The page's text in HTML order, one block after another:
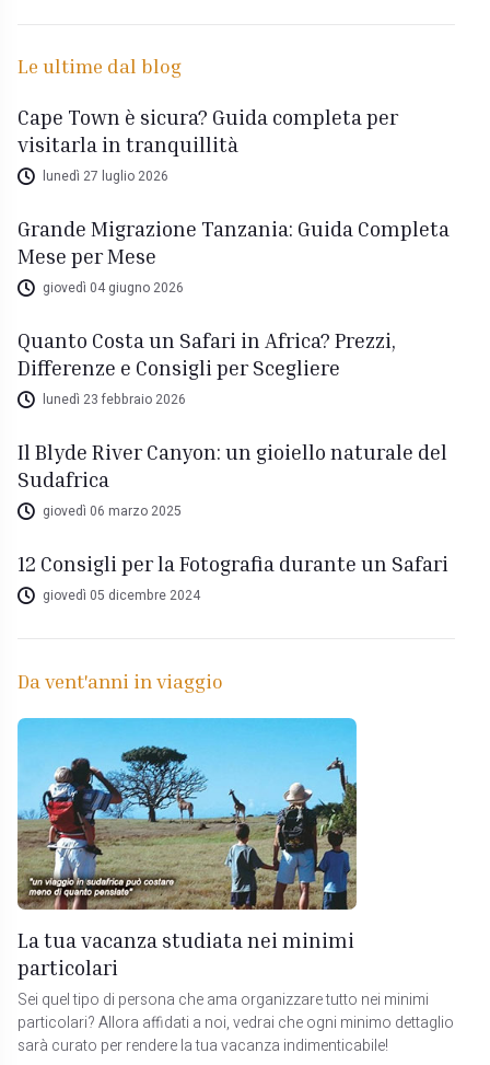
Le ultime dal blog
Cape Town è sicura? Guida completa per
visitarla in tranquillità
lunedì 27 luglio 2026
Grande Migrazione Tanzania: Guida Completa
Mese per Mese
giovedì 04 giugno 2026
Quanto Costa un Safari in Africa? Prezzi,
Differenze e Consigli per Scegliere
lunedì 23 febbraio 2026
Il Blyde River Canyon: un gioiello naturale del
Sudafrica
giovedì 06 marzo 2025
12 Consigli per la Fotografia durante un Safari
giovedì 05 dicembre 2024
Da vent'anni in viaggio
La tua vacanza studiata nei minimi
particolari
Sei quel tipo di persona che ama organizzare tutto nei minimi
particolari? Allora affidati a noi, vedrai che ogni minimo dettaglio
sarà curato per rendere la tua vacanza indimenticabile!